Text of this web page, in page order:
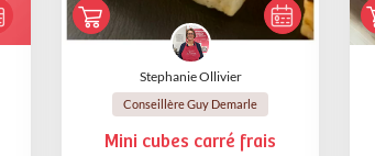
Stephanie Ollivier
Conseillère Guy Demarle
Mini cubes carré frais